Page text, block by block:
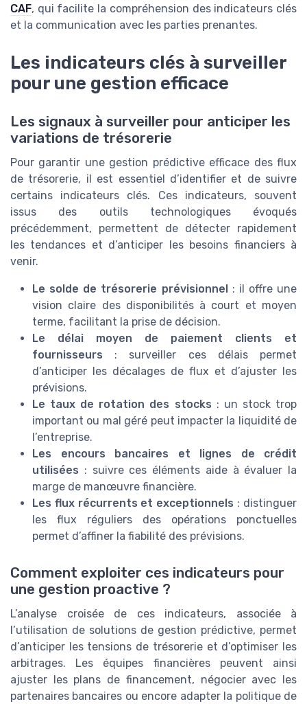
CAF, qui facilite la compréhension des indicateurs clés
et la communication avec les parties prenantes.
Les indicateurs clés à surveiller
pour une gestion efficace
Les signaux à surveiller pour anticiper les
variations de trésorerie
Pour garantir une gestion prédictive efficace des flux
de trésorerie, il est essentiel d’identifier et de suivre
certains indicateurs clés. Ces indicateurs, souvent
issus des outils technologiques évoqués
précédemment, permettent de détecter rapidement
les tendances et d’anticiper les besoins financiers à
venir.
Le solde de trésorerie prévisionnel: il offre une
vision claire des disponibilités à court et moyen
terme, facilitant la prise de décision.
Le délai moyen de paiement clients et
fournisseurs : surveiller ces délais permet
d’anticiper les décalages de flux et d’ajuster les
prévisions.
Le taux de rotation des stocks : un stock trop
important ou mal géré peut impacter la liquidité de
l’entreprise.
Les encours bancaires et lignes de crédit
utilisées : suivre ces éléments aide à évaluer la
marge de manœuvre financière.
Les flux récurrents et exceptionnels : distinguer
les flux réguliers des opérations ponctuelles
permet d’affiner la fiabilité des prévisions.
Comment exploiter ces indicateurs pour
une gestion proactive ?
L’analyse croisée de ces indicateurs, associée à
l’utilisation de solutions de gestion prédictive, permet
d’anticiper les tensions de trésorerie et d’optimiser les
arbitrages. Les équipes financières peuvent ainsi
ajuster les plans de financement, négocier avec les
partenaires bancaires ou encore adapter la politique de